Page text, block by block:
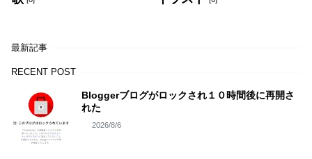
最新記事
RECENT POST
Bloggerブログがロックされ１０時間後に再開さ
れた
2026/8/6